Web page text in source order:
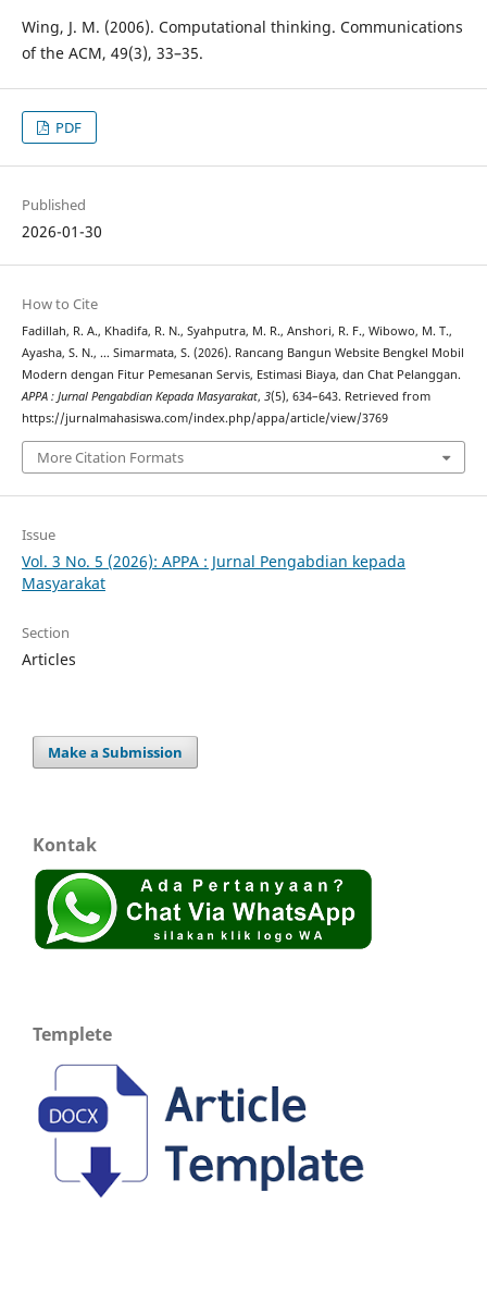
Wing, J. M. (2006). Computational thinking. Communications
of the ACM, 49(3), 33–35.
PDF
Published
2026-01-30
How to Cite
Fadillah, R. A., Khadifa, R. N., Syahputra, M. R., Anshori, R. F., Wibowo, M. T.,
Ayasha, S. N., … Simarmata, S. (2026). Rancang Bangun Website Bengkel Mobil
Modern dengan Fitur Pemesanan Servis, Estimasi Biaya, dan Chat Pelanggan.
APPA : Jurnal Pengabdian Kepada Masyarakat, 3(5), 634–643. Retrieved from
https://jurnalmahasiswa.com/index.php/appa/article/view/3769
More Citation Formats
Issue
Vol. 3 No. 5 (2026): APPA : Jurnal Pengabdian kepada
Masyarakat
Section
Articles
Make a Submission
Kontak
Templete